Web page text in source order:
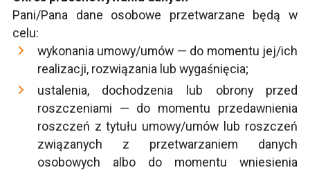
Pani/Pana dane osobowe przetwarzane będą w
celu:
wykonania umowy/umów — do momentu jej/ich
realizacji, rozwiązania lub wygaśnięcia;
ustalenia, dochodzenia lub obrony przed
roszczeniami — do momentu przedawnienia
roszczeń z tytułu umowy/umów lub roszczeń
związanych z przetwarzaniem danych
osobowych albo do momentu wniesienia